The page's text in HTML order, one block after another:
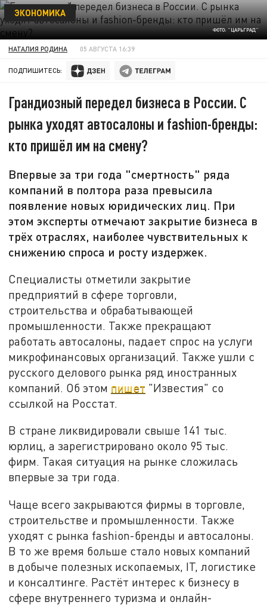
ФОТО: "ЦАРЬГРАД"
ЭКОНОМИКА
НАТАЛИЯ РОДИНА 05 АВГУСТА 16:39
ПОДПИШИТЕСЬ:
Грандиозный передел бизнеса в России. С
рынка уходят автосалоны и fashion-бренды:
кто пришёл им на смену?
Впервые за три года "смертность" ряда
компаний в полтора раза превысила
появление новых юридических лиц. При
этом эксперты отмечают закрытие бизнеса в
трёх отраслях, наиболее чувствительных к
снижению спроса и росту издержек.
Специалисты отметили закрытие
предприятий в сфере торговли,
строительства и обрабатывающей
промышленности. Также прекращают
работать автосалоны, падает спрос на услуги
микрофинансовых организаций. Также ушли с
русского делового рынка ряд иностранных
компаний. Об этом пишет "Известия" со
ссылкой на Росстат.
В стране ликвидировали свыше 141 тыс.
юрлиц, а зарегистрировано около 95 тыс.
фирм. Такая ситуация на рынке сложилась
впервые за три года.
Чаще всего закрываются фирмы в торговле,
строительстве и промышленности. Также
уходят с рынка fashion-бренды и автосалоны.
В то же время больше стало новых компаний
в добыче полезных ископаемых, IT, логистике
и консалтинге. Растёт интерес к бизнесу в
сфере внутреннего туризма и онлайн-